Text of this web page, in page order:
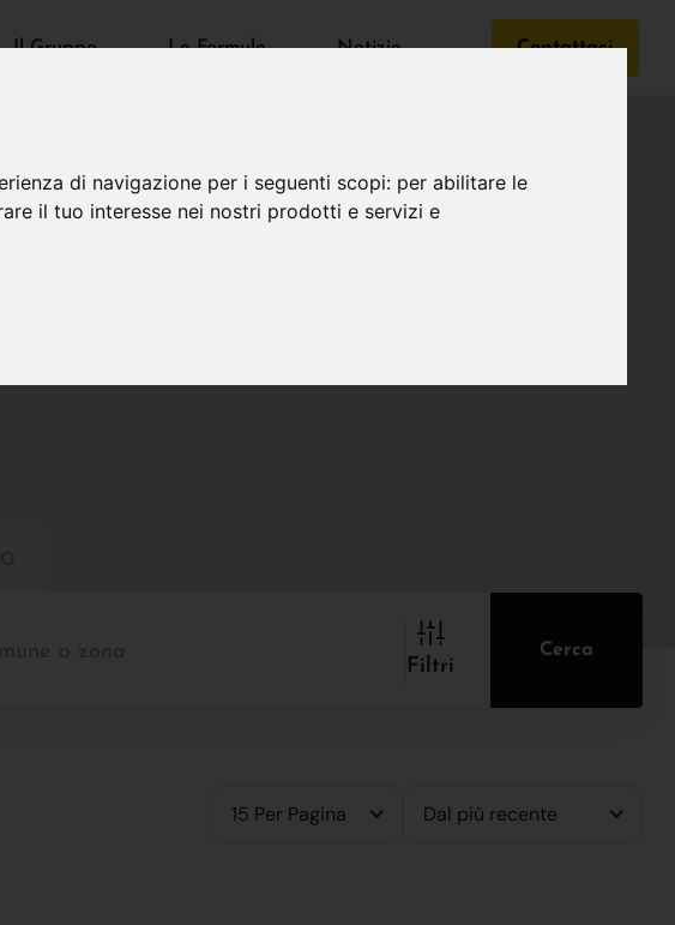
di navigazione per i seguenti scopi: per abilitare le
il tuo interesse nei nostri prodotti e servizi e
Il Gruppo Le Formule Notizie Contattaci
Filtri
Cerca
15 Per Pagina Dal più recente